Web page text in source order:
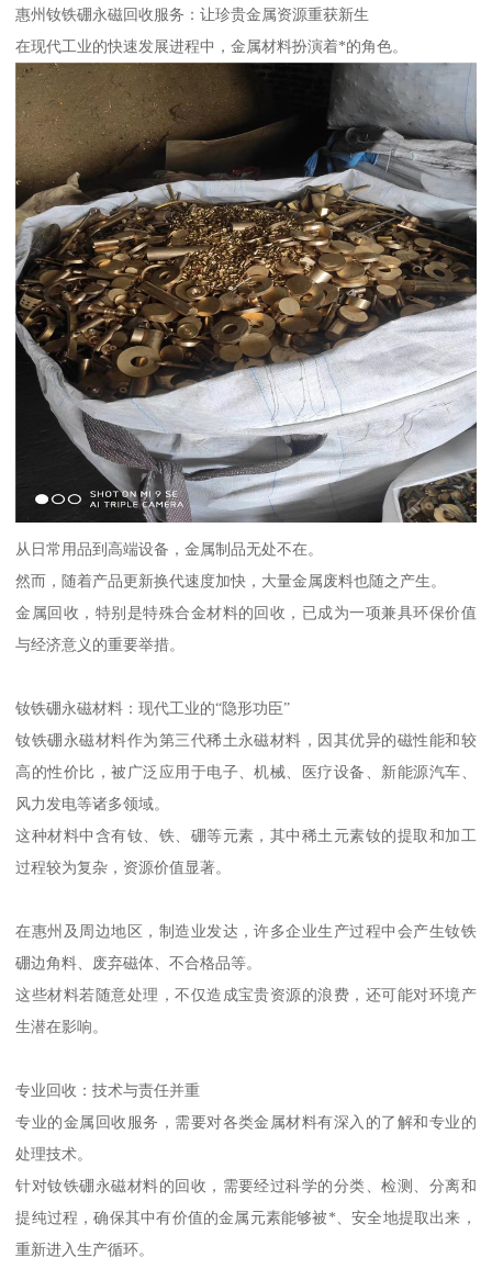
惠州钕铁硼永磁回收服务：让珍贵金属资源重获新生
在现代工业的快速发展进程中，金属材料扮演着*的角色。
从日常用品到高端设备，金属制品无处不在。
然而，随着产品更新换代速度加快，大量金属废料也随之产生。
金属回收，特别是特殊合金材料的回收，已成为一项兼具环保价值
与经济意义的重要举措。
钕铁硼永磁材料：现代工业的“隐形功臣”
钕铁硼永磁材料作为第三代稀土永磁材料，因其优异的磁性能和较
高的性价比，被广泛应用于电子、机械、医疗设备、新能源汽车、
风力发电等诸多领域。
这种材料中含有钕、铁、硼等元素，其中稀土元素钕的提取和加工
过程较为复杂，资源价值显著。
在惠州及周边地区，制造业发达，许多企业生产过程中会产生钕铁
硼边角料、废弃磁体、不合格品等。
这些材料若随意处理，不仅造成宝贵资源的浪费，还可能对环境产
生潜在影响。
专业回收：技术与责任并重
专业的金属回收服务，需要对各类金属材料有深入的了解和专业的
处理技术。
针对钕铁硼永磁材料的回收，需要经过科学的分类、检测、分离和
提纯过程，确保其中有价值的金属元素能够被*、安全地提取出来，
重新进入生产循环。